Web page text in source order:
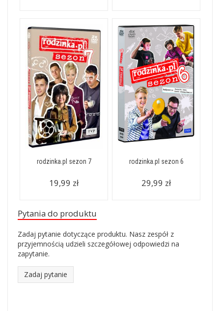
rodzinka.pl sezon 7
19,99 zł
rodzinka.pl sezon 6
29,99 zł
Pytania do produktu
Zadaj pytanie dotyczące produktu. Nasz zespół z
przyjemnością udzieli szczegółowej odpowiedzi na
zapytanie.
Zadaj pytanie